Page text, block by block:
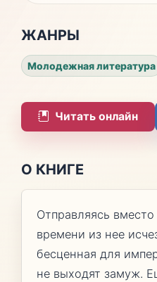
ЖАНРЫ
Молодежная литература
Читать онлайн
О КНИГЕ
Отправляясь
времени из нее
бесценная для
не выходят замуж.